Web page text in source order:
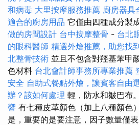
和病毒 大里按摩服務推薦 廚房器具
適合的廚房用品 它僅由四種成分製
做的房間設計 台中按摩整骨 - 台北
的眼科醫師 精選外燴推薦，助您找
北整骨技術 並且不包含對羥基苯甲
色材料 台北會計師事務所專業推薦
安全 自助式餐點外燴，讓賓客自由
辦？該如何處理 輕，防水和皺巴布。
響 有七種皮革顏色（加上八種顏色
是，重要的是要注意，因子數量僅